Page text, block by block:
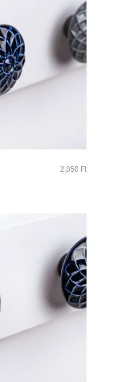
2,850 Ft